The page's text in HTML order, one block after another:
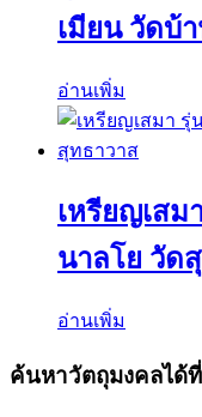
เมียน วัดบ้
อ่านเพิ่ม
เหรียญเส
นาลโย วัด
อ่านเพิ่ม
ค้นหาวัตถุมงคลได้